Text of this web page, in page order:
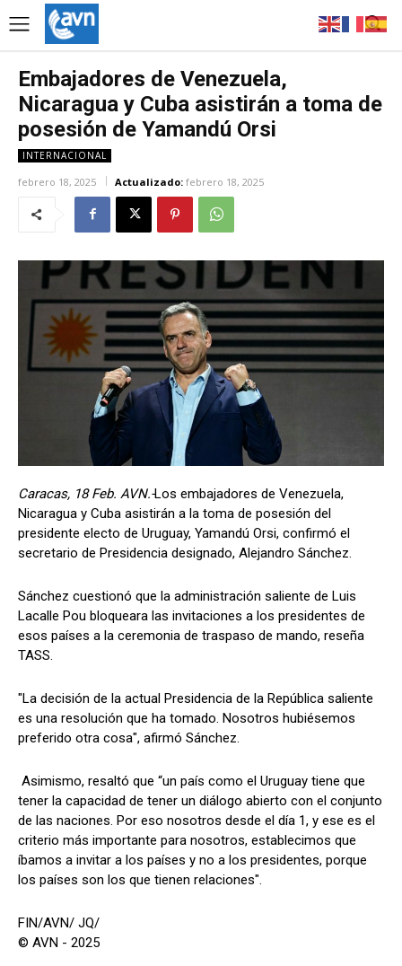
Embajadores de Venezuela,
Nicaragua y Cuba asistirán a toma de
posesión de Yamandú Orsi
INTERNACIONAL
febrero 18, 2025 Actualizado: febrero 18, 2025
Caracas, 18 Feb. AVN.-Los embajadores de Venezuela,
Nicaragua y Cuba asistirán a la toma de posesión del
presidente electo de Uruguay, Yamandú Orsi, confirmó el
secretario de Presidencia designado, Alejandro Sánchez.
Sánchez cuestionó que la administración saliente de Luis
Lacalle Pou bloqueara las invitaciones a los presidentes de
esos países a la ceremonia de traspaso de mando, reseña
TASS.
"La decisión de la actual Presidencia de la República saliente
es una resolución que ha tomado. Nosotros hubiésemos
preferido otra cosa", afirmó Sánchez.
Asimismo, resaltó que “un país como el Uruguay tiene que
tener la capacidad de tener un diálogo abierto con el conjunto
de las naciones. Por eso nosotros desde el día 1, y ese es el
criterio más importante para nosotros, establecimos que
íbamos a invitar a los países y no a los presidentes, porque
los países son los que tienen relaciones".
FIN/AVN/ JQ/
© AVN - 2025